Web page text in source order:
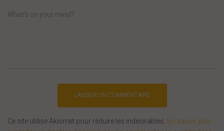
What's on your mind?
Ce site utilise Akismet pour réduire les indésirables. En savoir plus